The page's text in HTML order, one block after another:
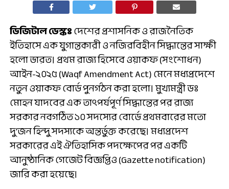
ডিজিটাল ডেস্কঃদেশের প্রশাসনিক ও রাজনৈতিক
ইতিহাসে এক যুগান্তকারী ও নজিরবিহীন সিদ্ধান্তের সাক্ষী
হলো ভারত। প্রথম রাজ্য হিসেবে ওয়াকফ (সংশোধন)
আইন-২০২৫ (Waqf Amendment Act) মেনে মধ্যপ্রদেশে
নতুন ওয়াকফ বোর্ড পুনর্গঠন করা হলো। মুখ্যমন্ত্রী ডঃ
মোহন যাদবের এক তাৎপর্যপূর্ণ সিদ্ধান্তের পর রাজ্য
সরকার নবগঠিত ১০ সদস্যের বোর্ডে প্রথমবারের মতো
দু’জন হিন্দু সদস্যকে অন্তর্ভুক্ত করেছে। মধ্যপ্রদেশ
সরকারের এই ঐতিহাসিক পদক্ষেপের পর একটি
আনুষ্ঠানিক গেজেট বিজ্ঞপ্তিও (Gazette notification)
জারি করা হয়েছে।